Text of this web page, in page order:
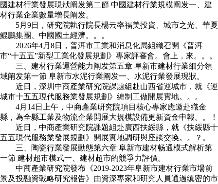
國建材行業發展現狀阐发第二節 中國建材行業規模阐发一、建
材行業企業數量增長阐发。
5月9日，研究院執行院長楊云率福美投資、城市之光、華夏
鯤鵬集團、中國國土經濟。。。
2026年4月8日，普洱市工業和消息化局組織召開《普洱
市“十五五”新型工業化發展規劃》專家評審會。會上，來。。。
三、建材行業運營能力阐发第五章 阜新市建材行業細分領
域阐发第一節 阜新市水泥行業阐发一、水泥行業發展現狀。
近日，深圳中商產業研究院課題組赴山西省運城市，就《運
城市十五五現代服務業發展規劃》編制工做開展實地。。。
4月14日上午，中商產業研究院項目核心專家應邀赴織金
縣，為全縣工業及物流企業開展大規模設備更新資金申報。。！
近日，中商產業研究院課題組赴廣西扶綏縣，就《扶綏縣十
五五現代服務業發展規劃》開展實地調研與座談交换。。？。
三、陶瓷行業發展動態第六章 阜新市建材畅通模式解析第
一節 建材超市模式一、建材超市的競爭力評價。
中商產業研究院發布《2019-2023年阜新市建材行業市場前
景及投融資戰略研究報告》由資深專家和研究人員通過缜密的市